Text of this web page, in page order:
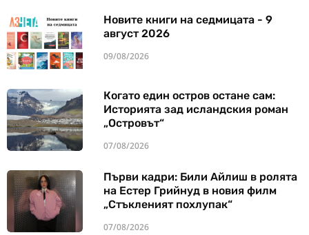
Новите книги на седмицата - 9
август 2026
09/08/2026
Когато един остров остане сам:
Историята зад исландския роман
„Островът“
07/08/2026
Първи кадри: Били Айлиш в ролята
на Естер Грийнуд в новия филм
„Стъкленият похлупак“
07/08/2026